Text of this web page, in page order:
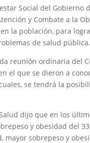
Social del
y Combate a la
la población, para
de salud pública.
reunión ordinaria del
el que se dieron a
se tendrá la
dijo que en los
y obesidad del
mayor sobrepeso y